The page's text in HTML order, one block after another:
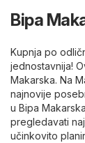
Bipa
Kupnja po
jednostavnija!
Makarska. Na
najnovije
u Bipa
pregledavati
učinkovito